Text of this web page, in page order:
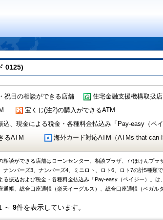
0125)
祝日の相談ができる店舗 住宅金融支援機構取扱店
宝くじ(注2)の購入ができるATM
込、現金による税金・各種料金払込み「Pay-easy（ペ
るATM
海外カード対応ATM（ATMs that can
相談ができる店舗はローンセンター、相談プラザ、77ほけんプラ
ナンバーズ3、ナンバーズ4、ミニロト、ロト6、ロト7の計5種類で
る振込および税金・各種料金払込み「Pay-easy（ペイジー）」は
通帳、総合口座通帳（楽天イーグルス）、総合口座通帳（ベガル
～ 9件を表示しています。